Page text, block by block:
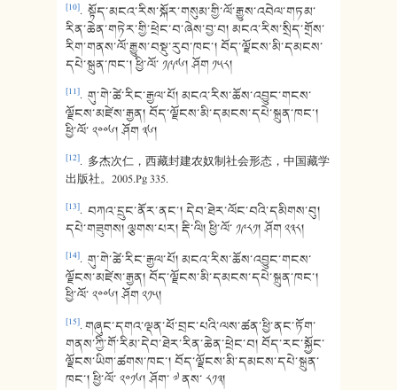
[10]. སྟོད་མངའ་རིས་སྐོར་གསུམ་གྱི་ལོ་རྒྱུས་འབེལ་གཏམ་
རིན་ཆེན་གཏེར་གྱི་ཕྲེང་བ་ཞེས་བྱ་བ། མངའ་རིས་སྲིད་གྲོས་
རིག་གནས་ལོ་རྒྱུས་བསྡུ་རུབ་ཁང་། བོད་ལྗོངས་མི་དམངས་
དཔེ་སྐྲུན་ཁང་། ཕྱི་ལོ་ ༡༩༩༦། ཤོག ༡༥༨།
[11]. གུ་གེ་ཚེ་རིང་རྒྱལ་པོ། མངའ་རིས་ཆོས་འབྱུང་གངས་
ལྗོངས་མཛེས་རྒྱན། བོད་ལྗོངས་མི་དམངས་དཔེ་སྐྲུན་ཁང་།
ཕྱི་ལོ་ ༢༠༠༦། ཤོག ༣༦།
[12]. 多杰次仁，西藏封建农奴制社会形态，中国藏学
出版社。2005.Pg 335.
[13]. བཀའ་དྲུང་ནོར་ནང་། དེབ་ཐེར་ལོང་བའི་དམིགས་བུ།
དཔེ་གཟུགས། ལྕགས་པར། རྡི་ལི། ཕྱི་ལོ་ ༡༩༨༡། ཤོག ༢༣༨།
[14]. གུ་གེ་ཚེ་རིང་རྒྱལ་པོ། མངའ་རིས་ཆོས་འབྱུང་གངས་
ལྗོངས་མཛེས་རྒྱན། བོད་ལྗོངས་མི་དམངས་དཔེ་སྐྲུན་ཁང་།
ཕྱི་ལོ་ ༢༠༠༦། ཤོག ༢༡༥།
[15]. གཞུང་དགའ་ལྡན་ཕོ་བྲང་པའི་ལས་ཚན་ཕྱི་ནང་ཏོག་
གནས་ཀྱི་གོ་རིམ་དེབ་ཐེར་རིན་ཆེན་ཕྲེང་བ། བོད་རང་སྐྱོང་
ལྗོངས་ཡིག་ཚགས་ཁང་། བོད་ལྗོངས་མི་དམངས་དཔེ་སྐྲུན་
ཁང་། ཕྱི་ལོ་ ༢༠༡༦། ཤོག་ ༧ ནས་ ༨༡༣།